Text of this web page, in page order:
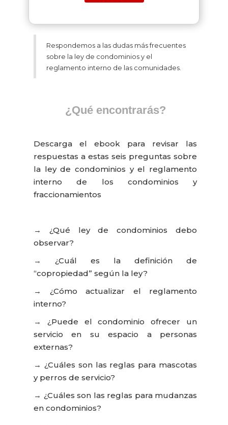
Respondemos a las dudas más frecuentes
sobre la ley de condominios y el
reglamento interno de las comunidades.
¿Qué encontrarás?
Descarga el ebook para revisar las
respuestas a estas seis preguntas sobre
la ley de condominios y el reglamento
interno de los condominios y
fraccionamientos
→ ¿Qué ley de condominios debo
observar?
→ ¿Cuál es la definición de
“copropiedad” según la ley?
→ ¿Cómo actualizar el reglamento
interno?
→ ¿Puede el condominio ofrecer un
servicio en su espacio a personas
externas?
→ ¿Cuáles son las reglas para mascotas
y perros de servicio?
→ ¿Cuáles son las reglas para mudanzas
en condominios?